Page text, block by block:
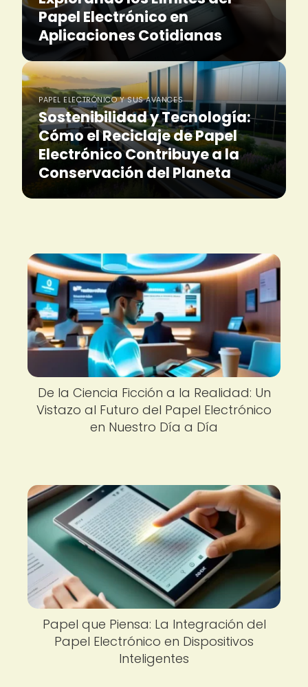
Papel Electrónico en
Aplicaciones Cotidianas
PAPEL ELECTRÓNICO Y SUS AVANCES
Sostenibilidad y Tecnología:
Cómo el Reciclaje de Papel
Electrónico Contribuye a la
Conservación del Planeta
De la Ciencia Ficción a la Realidad: Un
Vistazo al Futuro del Papel Electrónico
en Nuestro Día a Día
Papel que Piensa: La Integración del
Papel Electrónico en Dispositivos
Inteligentes